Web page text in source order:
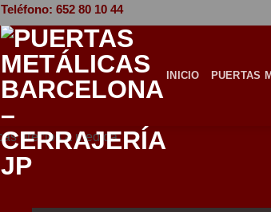
Teléfono: 652 80 10 44
INICIO PUERTAS